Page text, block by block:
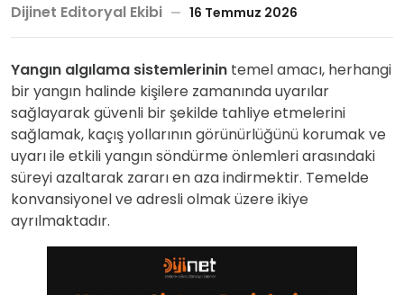
Dijinet Editoryal Ekibi 16 Temmuz 2026
Yangın algılama sistemlerinin temel amacı, herhangi
bir yangın halinde kişilere zamanında uyarılar
sağlayarak güvenli bir şekilde tahliye etmelerini
sağlamak, kaçış yollarının görünürlüğünü korumak ve
uyarı ile etkili yangın söndürme önlemleri arasındaki
süreyi azaltarak zararı en aza indirmektir. Temelde
konvansiyonel ve adresli olmak üzere ikiye
ayrılmaktadır.